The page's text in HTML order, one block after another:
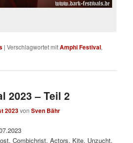
|Verschlagwortet mitAmphi Festival,
2023 – Teil 2
2023vonSven Bähr
Combichrist, Actors, Kite, Unzucht,